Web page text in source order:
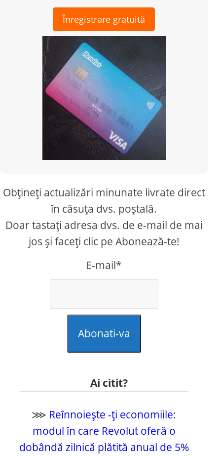
Înregistrare gratuită
Obțineți actualizări minunate livrate direct
în căsuța dvs. poștală.
Doar tastați adresa dvs. de e-mail de mai
jos și faceți clic pe Abonează-te!
E-mail*
Abonati-va
Ai citit?
⋙ Reînnoiește -ți economiile:
modul în care Revolut oferă o
dobândă zilnică plătită anual de 5%